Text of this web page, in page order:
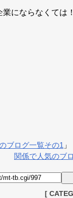
にならなくては
ブログ一覧その1
関係で人気のブ
[